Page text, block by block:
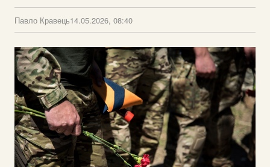
Павло Кравець14.05.2026, 08:40